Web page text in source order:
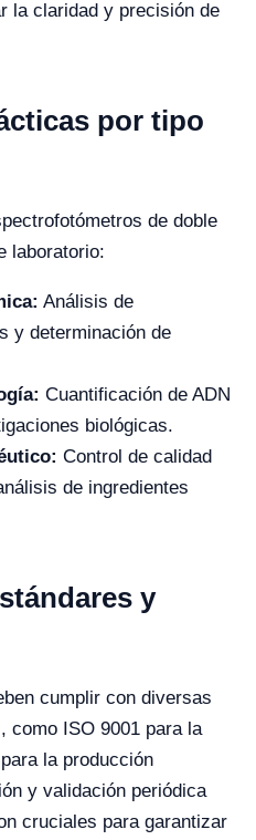
la claridad y precisión de
por tipo
de doble
laboratorio:
Análisis de
y determinación de
Cuantificación de ADN
biológicas.
Control de calidad
de ingredientes
y
cumplir con diversas
como ISO 9001 para la
la producción
y validación periódica
cruciales para garantizar